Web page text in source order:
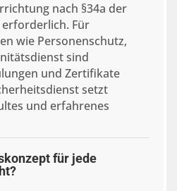
nach §34a der
Für
wie Personenschutz,
sind
und Zertifikate
setzt
und erfahrenes
für jede